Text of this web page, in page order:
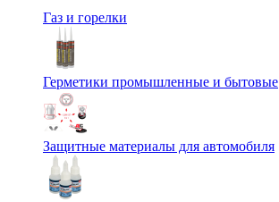
Газ и горелки
Герметики промышленные и бытовые
Защитные материалы для автомобиля